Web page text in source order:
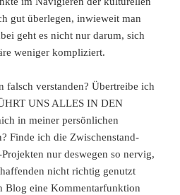
gut überlegen, inwieweit man
geht es nicht nur darum, sich
weniger kompliziert.
falsch verstanden? Übertreibe ich
UNS ALLES IN DEN
in meiner persönlichen
Finde ich die Zwischenstand-
nur deswegen so nervig,
nicht richtig genutzt
Blog eine Kommentarfunktion